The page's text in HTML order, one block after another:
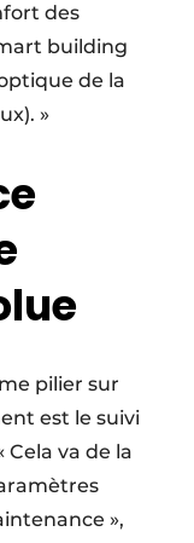
des
building
de la
»
pilier sur
est le suivi
Cela va de la
»,